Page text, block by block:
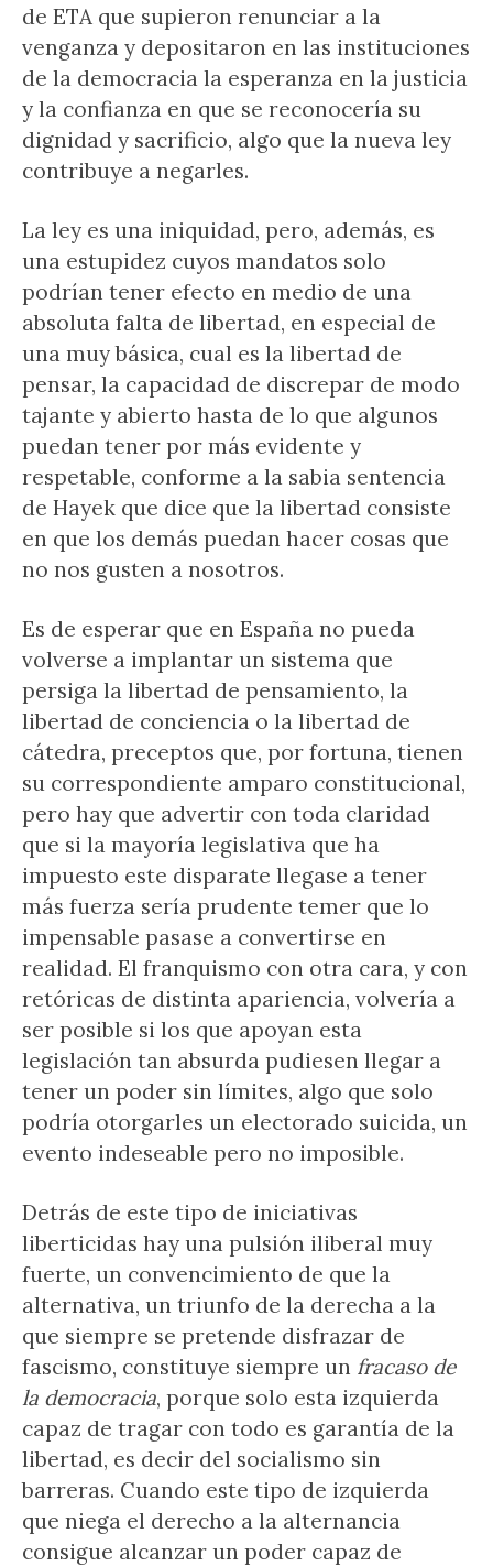
de ETA que supieron renunciar a la
venganza y depositaron en las instituciones
de la democracia la esperanza en la justicia
y la confianza en que se reconocería su
dignidad y sacrificio, algo que la nueva ley
contribuye a negarles.
La ley es una iniquidad, pero, además, es
una estupidez cuyos mandatos solo
podrían tener efecto en medio de una
absoluta falta de libertad, en especial de
una muy básica, cual es la libertad de
pensar, la capacidad de discrepar de modo
tajante y abierto hasta de lo que algunos
puedan tener por más evidente y
respetable, conforme a la sabia sentencia
de Hayek que dice que la libertad consiste
en que los demás puedan hacer cosas que
no nos gusten a nosotros.
Es de esperar que en España no pueda
volverse a implantar un sistema que
persiga la libertad de pensamiento, la
libertad de conciencia o la libertad de
cátedra, preceptos que, por fortuna, tienen
su correspondiente amparo constitucional,
pero hay que advertir con toda claridad
que si la mayoría legislativa que ha
impuesto este disparate llegase a tener
más fuerza sería prudente temer que lo
impensable pasase a convertirse en
realidad. El franquismo con otra cara, y con
retóricas de distinta apariencia, volvería a
ser posible si los que apoyan esta
legislación tan absurda pudiesen llegar a
tener un poder sin límites, algo que solo
podría otorgarles un electorado suicida, un
evento indeseable pero no imposible.
Detrás de este tipo de iniciativas
liberticidas hay una pulsión iliberal muy
fuerte, un convencimiento de que la
alternativa, un triunfo de la derecha a la
que siempre se pretende disfrazar de
fascismo, constituye siempre un fracaso de
la democracia, porque solo esta izquierda
capaz de tragar con todo es garantía de la
libertad, es decir del socialismo sin
barreras. Cuando este tipo de izquierda
que niega el derecho a la alternancia
consigue alcanzar un poder capaz de